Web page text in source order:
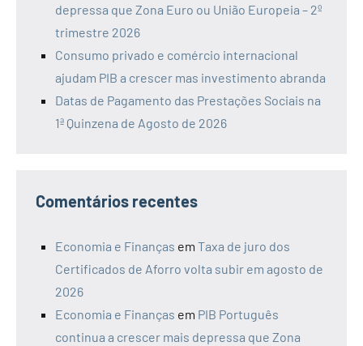
depressa que Zona Euro ou União Europeia – 2º
trimestre 2026
Consumo privado e comércio internacional
ajudam PIB a crescer mas investimento abranda
Datas de Pagamento das Prestações Sociais na
1ª Quinzena de Agosto de 2026
Comentários recentes
Economia e Finanças em Taxa de juro dos
Certificados de Aforro volta subir em agosto de
2026
Economia e Finanças em PIB Português
continua a crescer mais depressa que Zona